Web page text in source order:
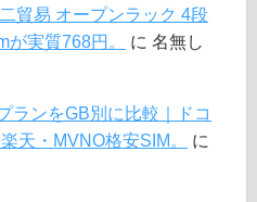
貿易 オープンラック 4段
実質768円。
に 名無し
ランをGB別に比較｜ドコ
天・MVNO格安SIM。
に